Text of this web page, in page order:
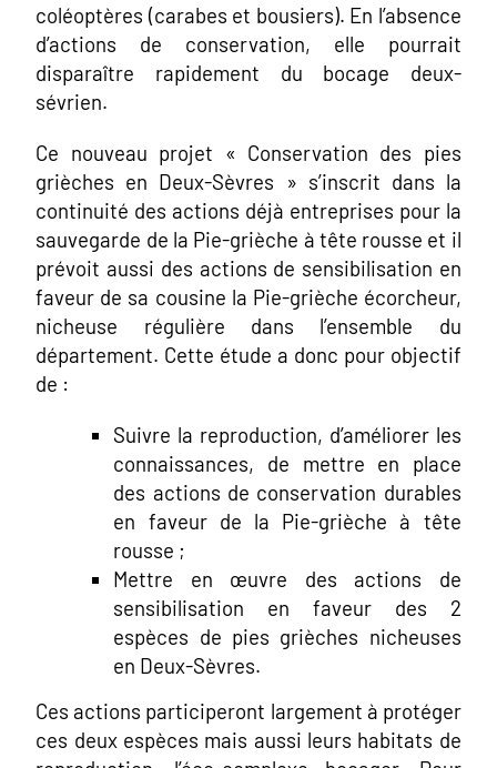
coléoptères (carabes et bousiers). En l’absence
d’actions de conservation, elle pourrait
disparaître rapidement du bocage deux-
sévrien.
Ce nouveau projet « Conservation des pies
grièches en Deux-Sèvres » s’inscrit dans la
continuité des actions déjà entreprises pour la
sauvegarde de la Pie-grièche à tête rousse et il
prévoit aussi des actions de sensibilisation en
faveur de sa cousine la Pie-grièche écorcheur,
nicheuse régulière dans l’ensemble du
département. Cette étude a donc pour objectif
de :
Suivre la reproduction, d’améliorer les
connaissances, de mettre en place
des actions de conservation durables
en faveur de la Pie-grièche à tête
rousse ;
Mettre en œuvre des actions de
sensibilisation en faveur des 2
espèces de pies grièches nicheuses
en Deux-Sèvres.
Ces actions participeront largement à protéger
ces deux espèces mais aussi leurs habitats de